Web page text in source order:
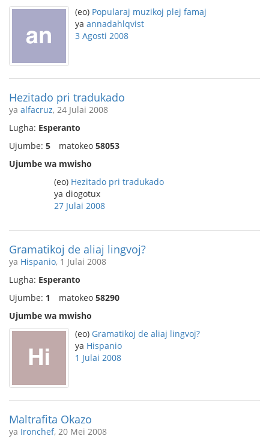
(eo) Popularaj muzikoj plej famaj
ya annadahlqvist
3 Agosti 2008
Hezitado pri tradukado
ya alfacruz, 24 Julai 2008
Lugha: Esperanto
Ujumbe: 5 matokeo 58053
Ujumbe wa mwisho
(eo) Hezitado pri tradukado
ya diogotux
27 Julai 2008
Gramatikoj de aliaj lingvoj?
ya Hispanio, 1 Julai 2008
Lugha: Esperanto
Ujumbe: 1 matokeo 58290
Ujumbe wa mwisho
(eo) Gramatikoj de aliaj lingvoj?
ya Hispanio
1 Julai 2008
Maltrafita Okazo
ya Ironchef, 20 Mei 2008